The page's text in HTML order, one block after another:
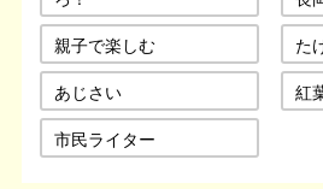
親子で楽しむ
た
あじさい
紅
市民ライター